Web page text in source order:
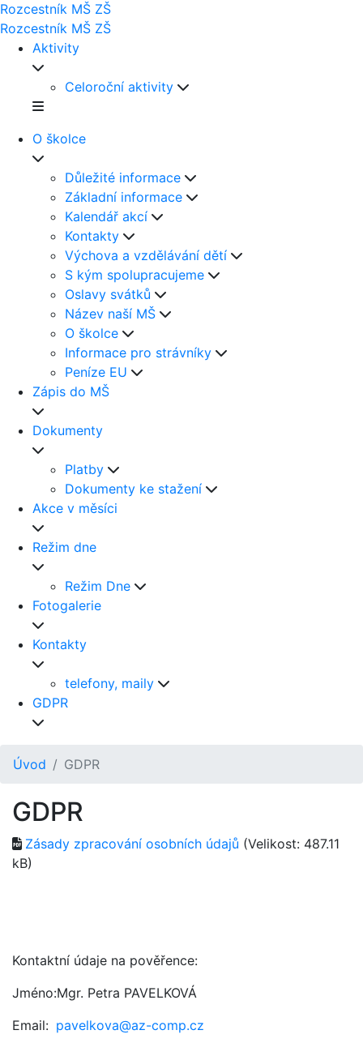
Rozcestník MŠ ZŠ
Rozcestník MŠ ZŠ
Aktivity
Celoroční aktivity
O školce
Důležité informace
Základní informace
Kalendář akcí
Kontakty
Výchova a vzdělávání dětí
S kým spolupracujeme
Oslavy svátků
Název naší MŠ
O školce
Informace pro strávníky
Peníze EU
Zápis do MŠ
Dokumenty
Platby
Dokumenty ke stažení
Akce v měsíci
Režim dne
Režim Dne
Fotogalerie
Kontakty
telefony, maily
GDPR
Úvod GDPR
GDPR
Zásady zpracování osobních údajů (Velikost: 487.11
kB)
Kontaktní údaje na pověřence:
Jméno:Mgr. Petra PAVELKOVÁ
Email: pavelkova@az-comp.cz